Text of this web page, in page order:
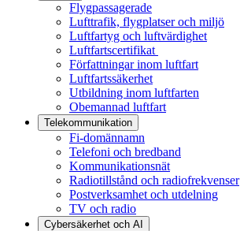
Flygpassagerade
Lufttrafik, flygplatser och miljö
Luftfartyg och luftvärdighet
Luftfartscertifikat
Författningar inom luftfart
Luftfartssäkerhet
Utbildning inom luftfarten
Obemannad luftfart
Telekommunikation
Fi-domännamn
Telefoni och bredband
Kommunikationsnät
Radiotillstånd och radiofrekvenser
Postverksamhet och utdelning
TV och radio
Cybersäkerhet och AI